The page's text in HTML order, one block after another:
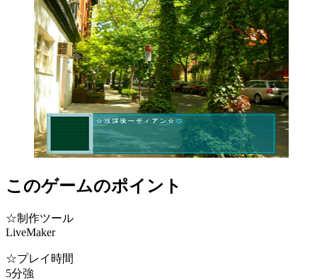
このゲームのポイント
☆制作ツール
LiveMaker
☆プレイ時間
5分強